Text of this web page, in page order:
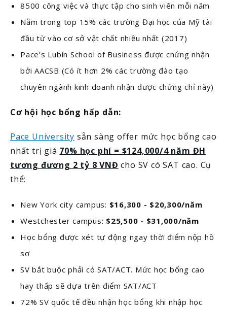
8500 công việc và thực tập cho sinh viên mỗi năm
Nằm trong top 15% các trường Đại học của Mỹ tài
đầu từ vào cơ sở vật chất nhiều nhất (2017)
Pace’s Lubin School of Business được chứng nhận
bởi AACSB (Có ít hơn 2% các trường đào tạo
chuyên ngành kinh doanh nhận được chứng chỉ này)
Cơ hội học bổng hấp dẫn:
Pace University sẵn sàng offer mức học bổng cao
nhất trị giá 70% học phí = $124,000/4 năm ĐH
tương đương 2 tỷ 8 VNĐ cho SV có SAT cao. Cụ
thể:
New York city campus: $16,300 - $20,300/năm
Westchester campus: $25,500 - $31,000/năm
Học bổng được xét tự động ngay thời điểm nộp hồ
sơ
SV bắt buộc phải có SAT/ACT. Mức học bổng cao
hay thấp sẽ dựa trên điểm SAT/ACT
72% SV quốc tế đều nhận học bổng khi nhập học